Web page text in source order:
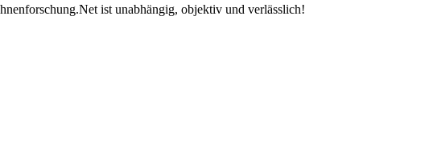
ist unabhängig, objektiv und verlässlich!